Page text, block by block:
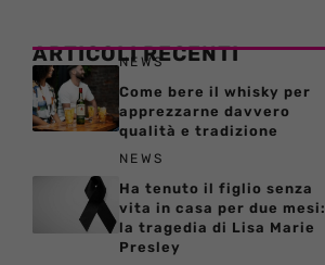
ARTICOLI RECENTI
NEWS
Come bere il whisky per
apprezzarne davvero
qualità e tradizione
NEWS
Ha tenuto il figlio senza
vita in casa per due mesi:
la tragedia di Lisa Marie
Presley